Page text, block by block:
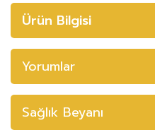
Ürün Bilgisi
Yorumlar
Sağlık Beyanı